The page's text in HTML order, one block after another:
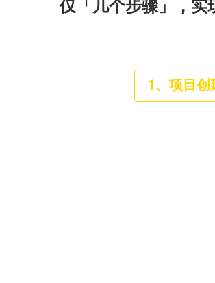
仅「几个步骤」，实
1、项目创